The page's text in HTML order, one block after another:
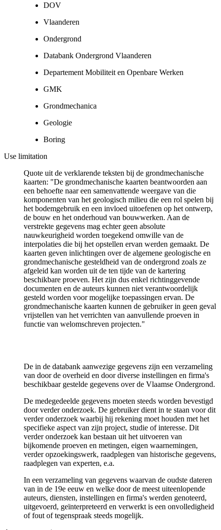
DOV
Vlaanderen
Ondergrond
Databank Ondergrond Vlaanderen
Departement Mobiliteit en Openbare Werken
GMK
Grondmechanica
Geologie
Boring
Use limitation
Quote uit de verklarende teksten bij de grondmechanische
kaarten: "De grondmechanische kaarten beantwoorden aan
een behoefte naar een samenvattende weergave van die
komponenten van het geologisch milieu die een rol spelen bij
het bodemgebruik en een invloed uitoefenen op het ontwerp,
de bouw en het onderhoud van bouwwerken. Aan de
verstrekte gegevens mag echter geen absolute
nauwkeurigheid worden toegekend omwille van de
interpolaties die bij het opstellen ervan werden gemaakt. De
kaarten geven inlichtingen over de algemene geologische en
grondmechanische gesteldheid van de ondergrond zoals ze
afgeleid kan worden uit de ten tijde van de kartering
beschikbare proeven. Het zijn dus enkel richtinggevende
documenten en de auteurs kunnen niet verantwoordelijk
gesteld worden voor mogelijke toepassingen ervan. De
grondmechanische kaarten kunnen de gebruiker in geen geval
vrijstellen van het verrichten van aanvullende proeven in
functie van welomschreven projecten."
De in de databank aanwezige gegevens zijn een verzameling
van door de overheid en door diverse instellingen en firma's
beschikbaar gestelde gegevens over de Vlaamse Ondergrond.
De medegedeelde gegevens moeten steeds worden bevestigd
door verder onderzoek. De gebruiker dient in te staan voor dit
verder onderzoek waarbij hij rekening moet houden met het
specifieke aspect van zijn project, studie of interesse. Dit
verder onderzoek kan bestaan uit het uitvoeren van
bijkomende proeven en metingen, eigen waarnemingen,
verder opzoekingswerk, raadplegen van historische gegevens,
raadplegen van experten, e.a.
In een verzameling van gegevens waarvan de oudste dateren
van in de 19e eeuw en welke door de meest uiteenlopende
auteurs, diensten, instellingen en firma's werden genoteerd,
uitgevoerd, geïnterpreteerd en verwerkt is een onvolledigheid
of fout of tegenspraak steeds mogelijk.